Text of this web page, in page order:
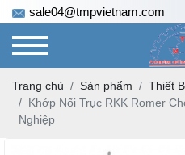
sale04@tmpvietnam.com
Trang chủ Sản phẩm
Thiết
Khớp Nối Trục RKK Romer
Nghiệp